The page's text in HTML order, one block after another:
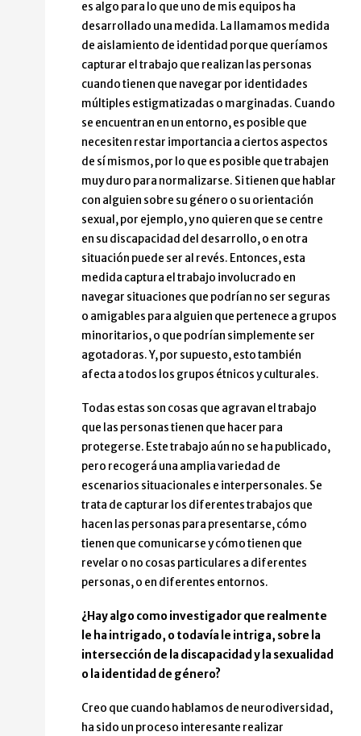
es algo para lo que uno de mis equipos ha
desarrollado una medida. La llamamos medida
de aislamiento de identidad porque queríamos
capturar el trabajo que realizan las personas
cuando tienen que navegar por identidades
múltiples estigmatizadas o marginadas. Cuando
se encuentran en un entorno, es posible que
necesiten restar importancia a ciertos aspectos
de sí mismos, por lo que es posible que trabajen
muy duro para normalizarse. Si tienen que hablar
con alguien sobre su género o su orientación
sexual, por ejemplo, y no quieren que se centre
en su discapacidad del desarrollo, o en otra
situación puede ser al revés. Entonces, esta
medida captura el trabajo involucrado en
navegar situaciones que podrían no ser seguras
o amigables para alguien que pertenece a grupos
minoritarios, o que podrían simplemente ser
agotadoras. Y, por supuesto, esto también
afecta a todos los grupos étnicos y culturales.
Todas estas son cosas que agravan el trabajo
que las personas tienen que hacer para
protegerse. Este trabajo aún no se ha publicado,
pero recogerá una amplia variedad de
escenarios situacionales e interpersonales. Se
trata de capturar los diferentes trabajos que
hacen las personas para presentarse, cómo
tienen que comunicarse y cómo tienen que
revelar o no cosas particulares a diferentes
personas, o en diferentes entornos.
¿Hay algo como investigador que realmente
le ha intrigado, o todavía le intriga, sobre la
intersección de la discapacidad y la sexualidad
o la identidad de género?
Creo que cuando hablamos de neurodiversidad,
ha sido un proceso interesante realizar